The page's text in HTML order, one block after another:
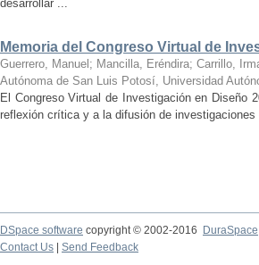
desarrollar ...
Memoria del Congreso Virtual de
Guerrero, Manuel; Mancilla, Eréndira; Carrillo,
Autónoma de San Luis Potosí, Universidad
El Congreso Virtual de Investigación en Diseño
reflexión crítica y a la difusión de
DSpace software copyright © 2002-2016
DuraSpace
Contact Us
Send Feedback